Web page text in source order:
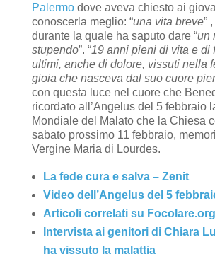
Palermodove aveva chiesto ai
conoscerla meglio: “una vita breve”
durante la quale ha saputo dare “un
stupendo”. “19 anni pieni di vita e di
ultimi, anche di dolore, vissuti nella
gioia che nasceva dal suo cuore
con questa luce nel cuore che
ricordato all’Angelus del 5 febbraio
Mondiale del Malato che la Chiesa
sabato prossimo 11 febbraio,
Vergine Maria di Lourdes.
La fede cura e salva – Zenit
Video dell’Angelus del 5
Articoli correlati su Focolare.org
Intervista ai genitori di Chiara
ha vissuto la malattia